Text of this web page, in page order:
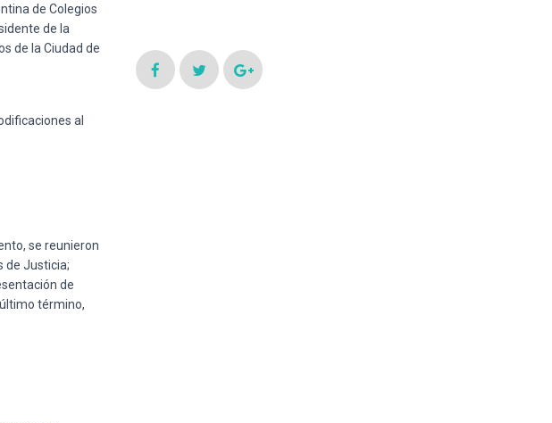
de Colegios
de la
de la Ciudad de
al
se reunieron
de Justicia;
de
último término,